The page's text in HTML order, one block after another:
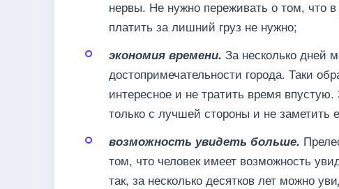
нервы. Не нужно переживать о том, что
платить за лишний груз не нужно;
экономия времени. За несколько дней
достопримечательности города. Таки
интересное и не тратить время
только с лучшей стороны и не заметить
возможность увидеть больше.
том, что человек имеет возможность
так, за несколько десятков лет можно